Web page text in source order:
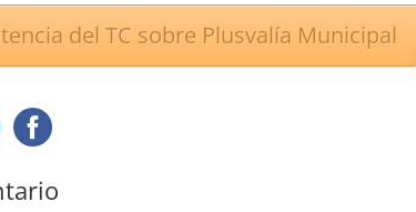
del TC sobre Plusvalía Municipal